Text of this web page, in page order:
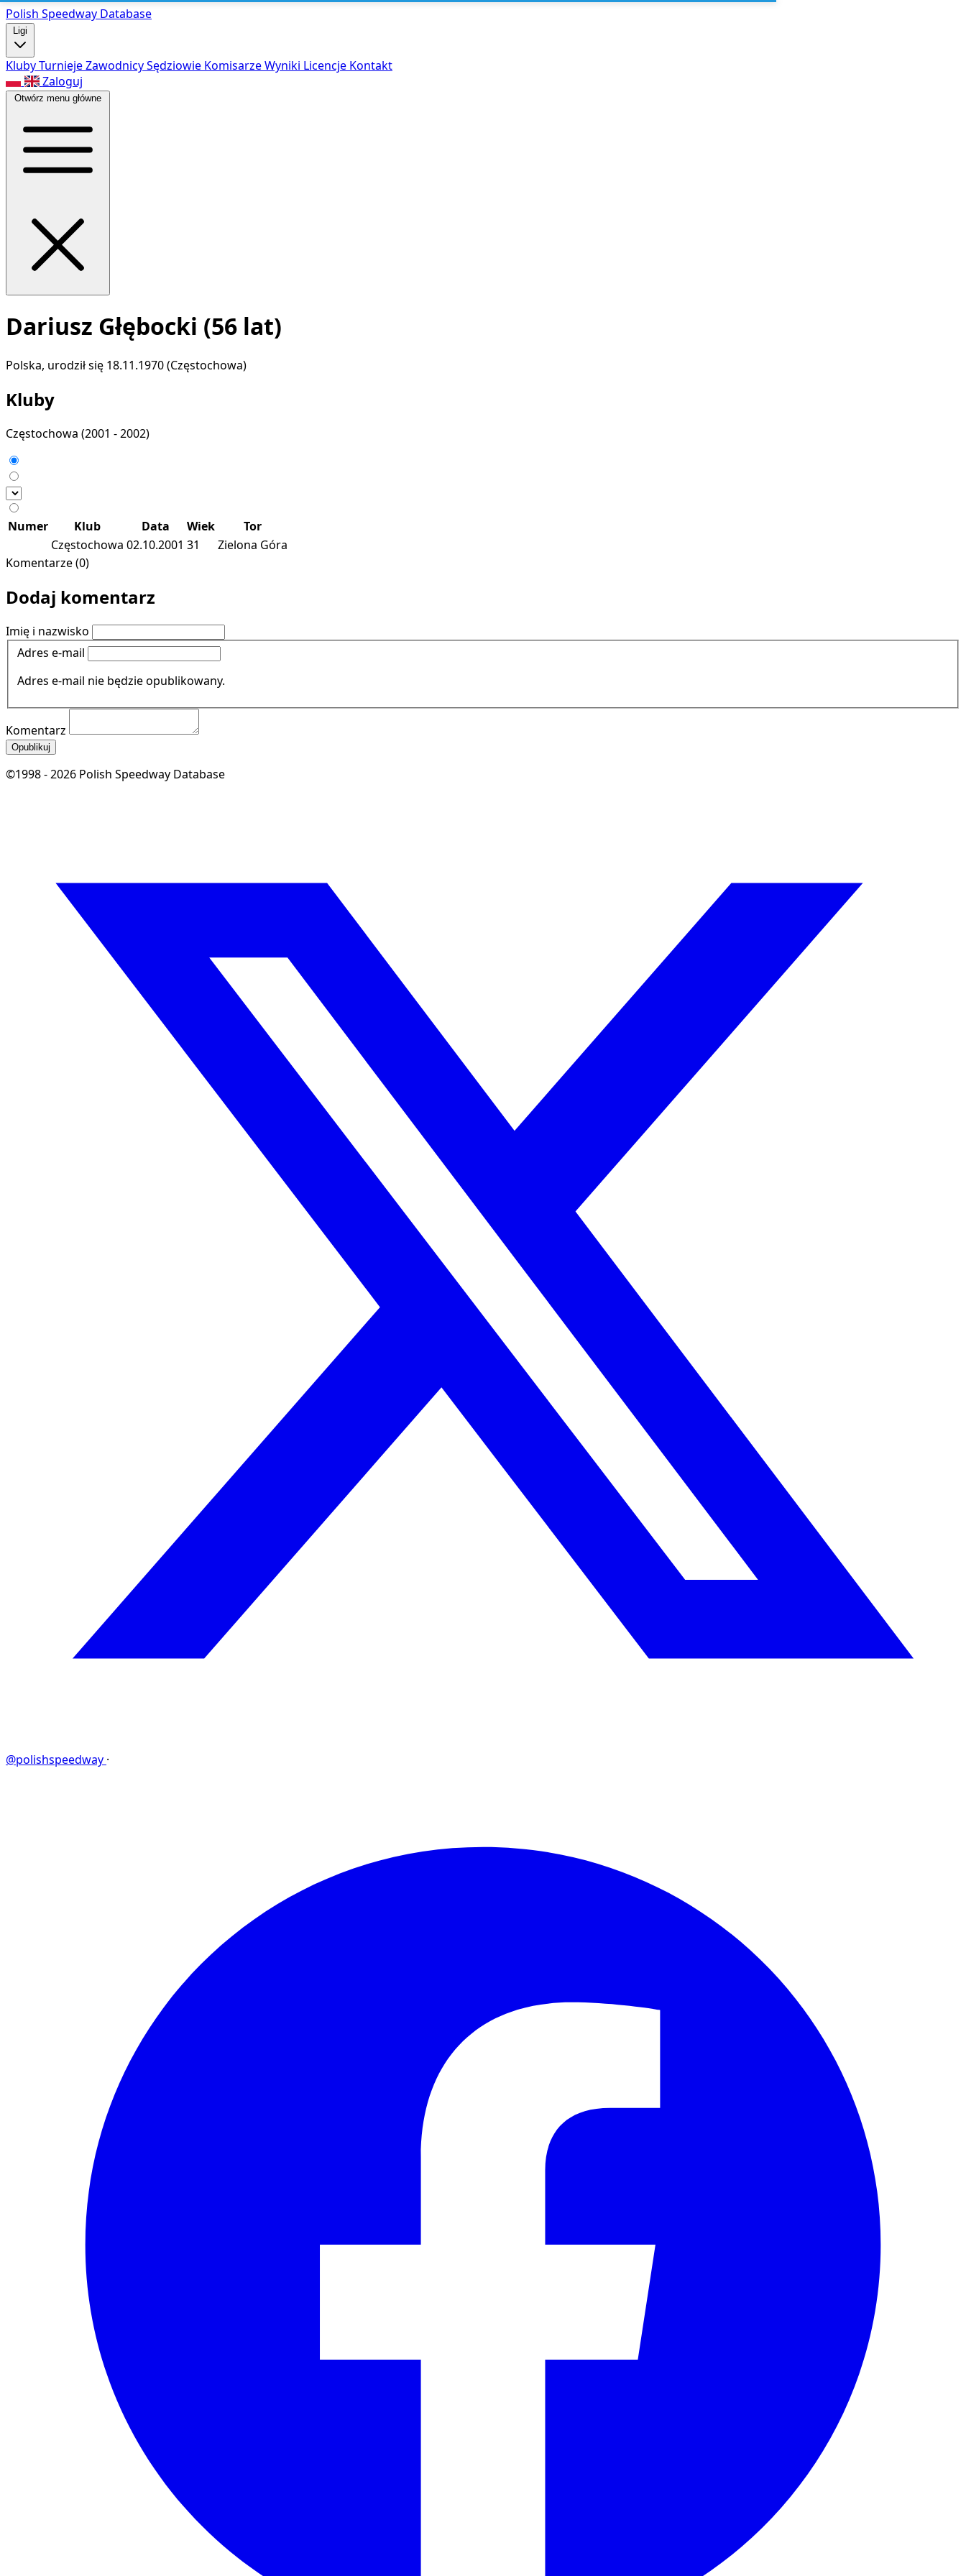
Polish Speedway Database
Ligi
KlubyTurniejeZawodnicySędziowie KomisarzeWyniki Licencje Kontakt
Zaloguj
Otwórz menu główne
Dariusz Głębocki (56 lat)
Polska, urodził się 18.11.1970 (Częstochowa)
Kluby
Częstochowa (2001 - 2002)
Numer Klub Data Wiek
Tor
Częstochowa 02.10.2001 31
Zielona Góra
Komentarze (0)
Dodaj komentarz
Imię i nazwisko
Adres e-mail
Adres e-mail nie będzie opublikowany.
Komentarz
Opublikuj
©1998 - 2026 Polish Speedway Database
@polishspeedway ·